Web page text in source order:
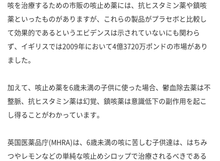
咳を治療するための市販の咳止め薬には、抗ヒスタミン薬や鎮咳
薬といったものがありますが、これらの製品がプラセボと比較し
て効果的であるというエビデンスは示されていないにも関わら
ず、イギリスでは2009年において4億3720万ポンドの市場があり
ました。
加えて、咳止め薬を6歳未満の子供に使った場合、鬱血除去薬は不
整脈、抗ヒスタミン薬は幻覚、鎮咳薬は意識低下の副作用を起こ
し得ることがわかっています。
英国医薬品庁(MHRA)は、6歳未満の咳に苦しむ子供達は、はちみ
つやレモンなどの単純な咳止めシロップで治療されるべきである